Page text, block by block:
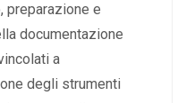
preparazione e
documentazione
a
degli strumenti